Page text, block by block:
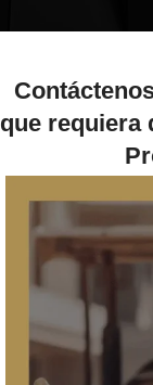
que requiera